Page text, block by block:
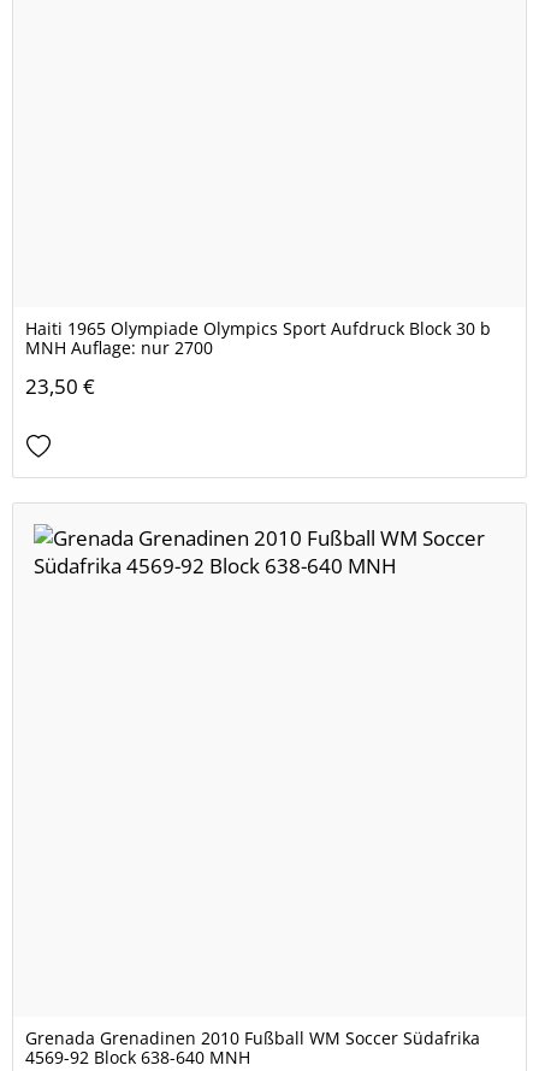
Haiti 1965 Olympiade Olympics Sport Aufdruck Block 30 b
MNH Auflage: nur 2700
23,50 €
Grenada Grenadinen 2010 Fußball WM Soccer Südafrika
4569-92 Block 638-640 MNH